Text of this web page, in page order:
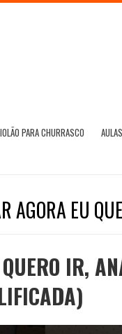
PARA CHURRASCO
AGORA EU
IR,